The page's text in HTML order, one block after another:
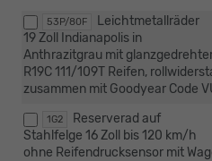
53P/80F
Leichtmetallräder
19 Zoll Indianapolis in
Anthrazitgrau mit
R19C 111/109T Reifen,
zusammen mit Goodyear Code
1G2
Reserverad auf
Stahlfelge 16 Zoll bis 120 km/h
ohne Reifendrucksensor mit